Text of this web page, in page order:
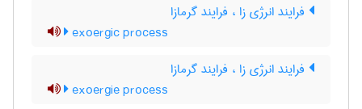
فرایند انرژی زا ، فرایند گرمازا
exoergic process
فرایند انرژی زا ، فرایند گرمازا
exoergie process